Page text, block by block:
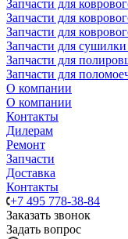
Запчасти для
Запчасти для
Запчасти для
Запчасти для
Запчасти для
Запчасти для
О компании
О компании
Контакты
Дилерам
Ремонт
Запчасти
Доставка
Контакты
+7 495 778-38-84
Заказать звонок
Задать вопрос